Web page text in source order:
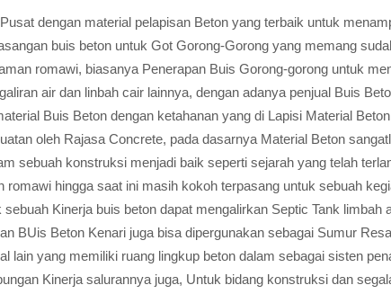
dengan material pelapisan Beton yang terbaik untuk
buis beton untuk Got Gorong-Gorong yang memang
romawi, biasanya Penerapan Buis Gorong-gorong untuk
air dan linbah cair lainnya, dengan adanya penjual Buis
Buis Beton dengan ketahanan yang di Lapisi Material
oleh Rajasa Concrete, pada dasarnya Material Beton
sebuah konstruksi menjadi baik seperti sejarah yang telah
romawi hingga saat ini masih kokoh terpasang untuk sebuah
Kinerja buis beton dapat mengalirkan Septic Tank limbah
BUis Beton Kenari juga bisa dipergunakan sebagai Sumur
lain yang memiliki ruang lingkup beton dalam sebagai sisten
Kinerja salurannya juga, Untuk bidang konstruksi dan